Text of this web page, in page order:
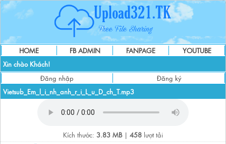
HOME FB ADMIN FANPAGE
YOUTUBE
Xin chào Khách!
Đăng nhập
Đăng ký
Vietsub_Em_l_i_nh_anh_r_i_L_u_D_ch_T.mp3
Kích thước: 3.83 MB| 458 lượt tải